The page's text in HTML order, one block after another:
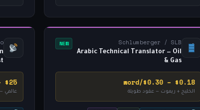
Schlumberger / SLB
Arabic Technical Translator — Oil
& Gas
NEW
$0.18 – $0.30/word
الخليج + ريموت — عقود طويلة
$25 – $45/hr
عالمي